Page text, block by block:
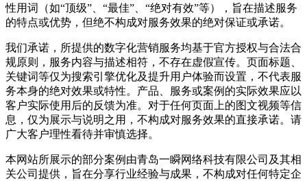
性用词（如“顶级”、“最佳”、“绝对有效”等），旨在描述服务
的特点或优势，但绝不构成对服务效果的绝对保证或承诺。
我们承诺，所提供的数字化营销服务均基于官方授权与合法合
规原则，服务内容与描述相符，不存在虚假宣传。页面标题、
关键词等仅为搜索引擎优化及提升用户体验而设置，不代表服
务本身的绝对效果或特性。产品、服务或案例的实际效果应以
客户实际使用后的反馈为准。对于任何页面上的图文视频等信
息，仅为展示与说明之用，不构成对服务效果的直接承诺。请
广大客户理性看待并审慎选择。
本网站所展示的部分案例由青岛一瞬网络科技有限公司及其相
关公司提供，旨在分享行业经验与成果，不构成对任何特定企